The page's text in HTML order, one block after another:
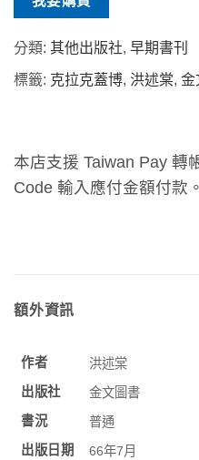
分類: 其他出版社, 早期書刊
標籤: 克拉克蓋博, 洪述棠, 金
本店支援 Taiwan Pay 轉
Code 輸入應付金額付款。
額外資訊
作者
洪述棠
出版社
金文圖書
書況
普通
出版日期
66年7月